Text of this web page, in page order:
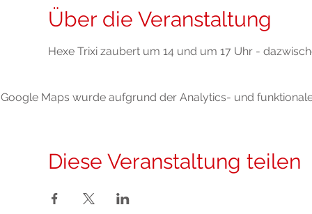
Über die Veranstaltung
Hexe Trixi zaubert um 14 und um 17 Uhr -
Google Maps wurde aufgrund der Analytics- und
Diese Veranstaltung teilen